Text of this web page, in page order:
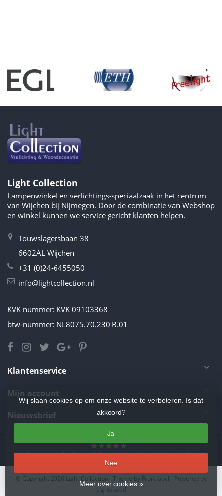
Light Collection
Lampenwinkel en verlichtings-speciaalzaak in het centrum
van Wijchen bij Nijmegen. Door de combinatie van Webshop
en winkel kunnen we service gericht klanten helpen.
Touwslagersbaan 38
6602AL Wijchen
+31 (0)24-6455050
info@lightcollection.nl
KVK nummer: KVK 09103368
btw-nummer: NL8075.70.230.B.01
Klantenservice
Mijn account
Nieuwsbrief
4.5/5sterren op basis van11beoordelingen.Lees 11 beoordelingen
Wij slaan cookies op om onze website te verbeteren. Is dat
akkoord?
Ja
Nee
Meer over cookies »
© Copyright 2026 Light Collection - Theme by Frontlabel - Powered by
Lightspeed